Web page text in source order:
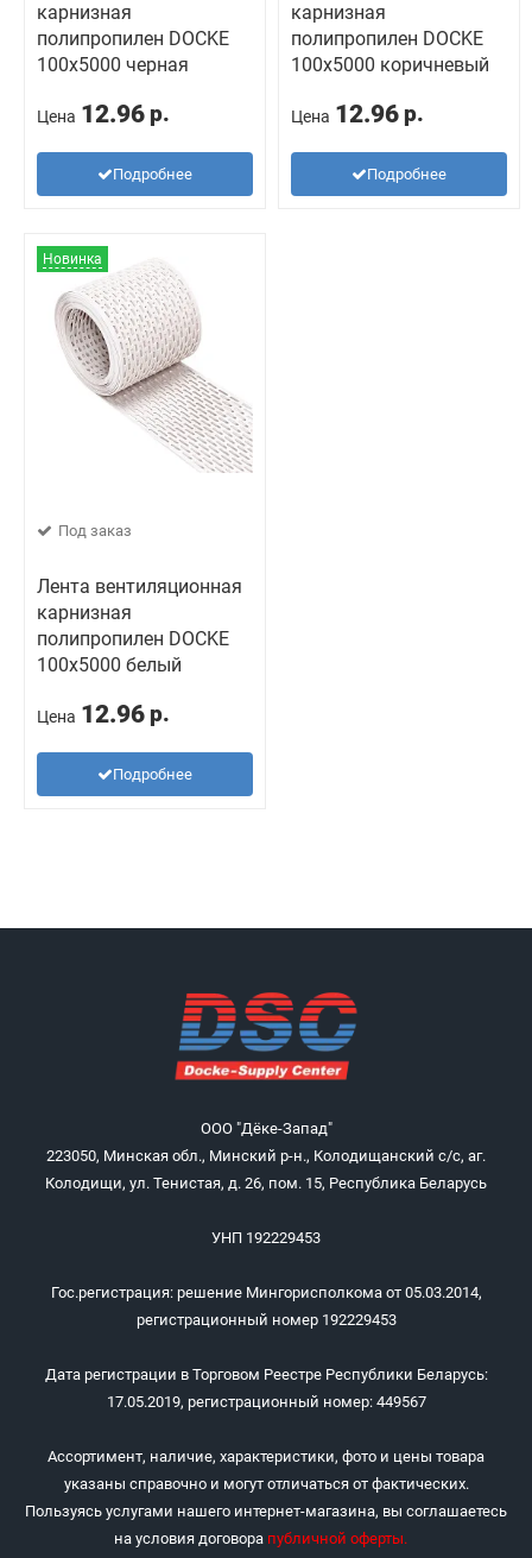
карнизная
полипропилен DOCKE
100х5000 черная
Цена 12.96 р.
Подробнее
карнизная
полипропилен DOCKE
100х5000 коричневый
Цена 12.96 р.
Подробнее
Новинка
Под заказ
Лента вентиляционная
карнизная
полипропилен DOCKE
100х5000 белый
Цена 12.96 р.
Подробнее
ООО "Дёке-Запад"
223050, Минская обл., Минский р-н., Колодищанский с/с, аг.
Колодищи, ул. Тенистая, д. 26, пом. 15, Республика Беларусь
УНП 192229453
Гос.регистрация: решение Мингорисполкома от 05.03.2014,
регистрационный номер 192229453
Дата регистрации в Торговом Реестре Республики Беларусь:
17.05.2019, регистрационный номер: 449567
Ассортимент, наличие, характеристики, фото и цены товара
указаны справочно и могут отличаться от фактических.
Пользуясь услугами нашего интернет-магазина, вы соглашаетесь
на условия договора публичной оферты.